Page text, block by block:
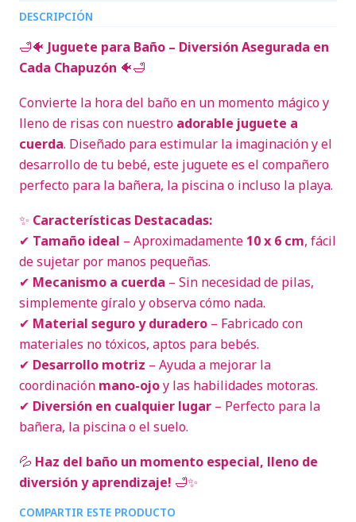
DESCRIPCIÓN
🛁🐠 Juguete para Baño – Diversión Asegurada en
Cada Chapuzón 🐠🛁
Convierte la hora del baño en un momento mágico y
lleno de risas con nuestro adorable juguete a
cuerda. Diseñado para estimular la imaginación y el
desarrollo de tu bebé, este juguete es el compañero
perfecto para la bañera, la piscina o incluso la playa.
✨ Características Destacadas:
✔ Tamaño ideal – Aproximadamente 10 x 6 cm, fácil
de sujetar por manos pequeñas.
✔ Mecanismo a cuerda – Sin necesidad de pilas,
simplemente gíralo y observa cómo nada.
✔ Material seguro y duradero – Fabricado con
materiales no tóxicos, aptos para bebés.
✔ Desarrollo motriz – Ayuda a mejorar la
coordinación mano-ojoy las habilidades motoras.
✔ Diversión en cualquier lugar – Perfecto para la
bañera, la piscina o el suelo.
💦 Haz del baño un momento especial, lleno de
diversión y aprendizaje! 🛁✨
COMPARTIR ESTE PRODUCTO